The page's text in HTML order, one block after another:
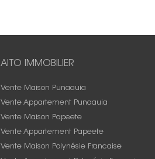
AITO IMMOBILIER
Vente Maison Punaauia
Vente Appartement Punaauia
Vente Maison Papeete
Vente Appartement Papeete
Vente Maison Polynésie Francaise